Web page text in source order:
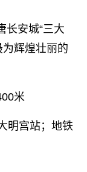
长安城“三大
辉煌壮丽的
米
明宫站；地铁